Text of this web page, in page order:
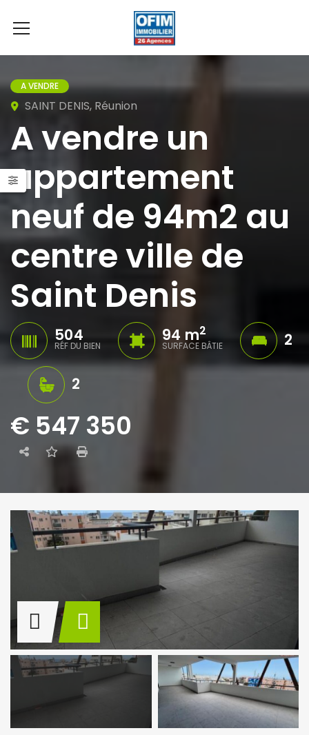
A VENDRE
SAINT DENIS, Réunion
A vendre un
appartement
neuf de 94m2 au
centre ville de
Saint Denis
504
RÉF DU BIEN
94 m2
SURFACE BÂTIE 2
2
€ 547 350